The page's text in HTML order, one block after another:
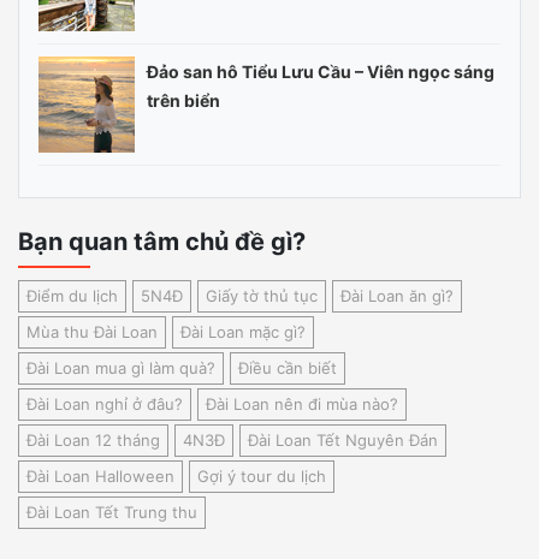
Đảo san hô Tiểu Lưu Cầu – Viên ngọc sáng
trên biển
Bạn quan tâm chủ đề gì?
Điểm du lịch 5N4Đ Giấy tờ thủ tục
Đài Loan ăn gì?
Mùa thu Đài Loan
Đài Loan mặc gì?
Đài Loan mua gì làm quà?
Điều cần biết
Đài Loan nghỉ ở đâu?
Đài Loan nên đi mùa nào?
Đài Loan 12 tháng
4N3Đ
Đài Loan Tết Nguyên Đán
Đài Loan Halloween
Gợi ý tour du lịch
Đài Loan Tết Trung thu